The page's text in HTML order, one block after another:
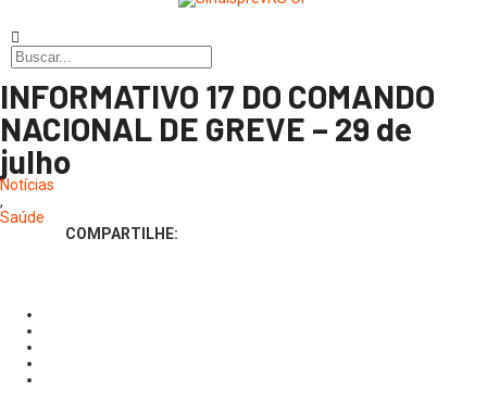
INFORMATIVO 17 DO COMANDO
NACIONAL DE GREVE – 29 de
julho
Notícias
,
Saúde
COMPARTILHE: